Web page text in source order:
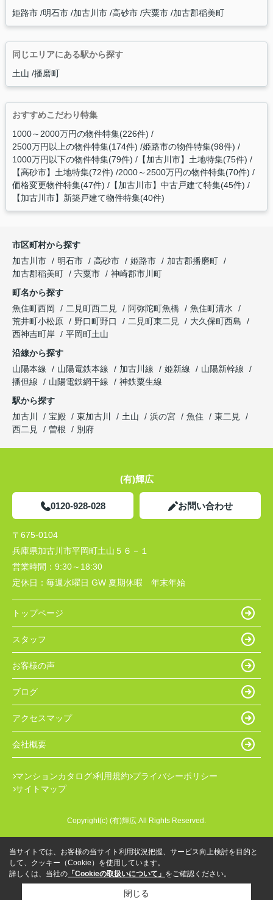
姫路市 明石市 加古川市 高砂市 宍粟市 加古郡稲美町
同じエリアにある駅から探す
土山 播磨町
おすすめこだわり特集
1000～2000万円の物件特集(226件)
2500万円以上の物件特集(174件) 姫路市の物件特集(98件)
1000万円以下の物件特集(79件) 【加古川市】土地特集(75件)
【高砂市】土地特集(72件) 2000～2500万円の物件特集(70件)
価格変更物件特集(47件) 【加古川市】中古戸建て特集(45件)
【加古川市】新築戸建て物件特集(40件)
市区町村から探す
加古川市
明石市 高砂市 姫路市
加古郡播磨町
加古郡稲美町
宍粟市
神崎郡市川町
町名から探す
魚住町西岡
二見町西二見 阿弥陀町魚橋
魚住町清水
荒井町小松原
野口町野口 二見町東二見
大久保町西島
西神吉町岸
平岡町土山
沿線から探す
山陽本線
山陽電鉄本線 加古川線 姫新線
山陽新幹線
播但線
山陽電鉄網干線
神鉄粟生線
駅から探す
加古川
宝殿 東加古川 土山 浜の宮 魚住
東二見
西二見
曽根 別府
(有)輝広
0120-928-028 お問い合わせ
〒675-0104
兵庫県加古川市平岡町土山５６－１
営業時間： 9:30～18:30
定休日： 毎週水曜日 GW 夏期休暇 年末年始
トップページ
スタッフ
お客様の声
ブログ
アクセスマップ
会社概要
マンションカタログ 利用規約 プライバシーポリシー
サイトマップ
Copyright(c) (有)輝広 All Rights Reserved.
当サイトでは、お客様の当サイト利用状況把握、サービス向上検討を目的と
して、クッキー（Cookie）を使用しています。
詳しくは、当社の 「Cookieの取扱いについて」 をご確認ください。
閉じる